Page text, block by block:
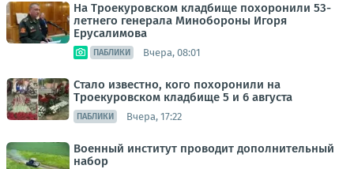
На Троекуровском кладбище похоронили 53-
летнего генерала Минобороны Игоря
Ерусалимова
ПАБЛИКИ Вчера, 08:01
Стало известно, кого похоронили на
Троекуровском кладбище 5 и 6 августа
ПАБЛИКИ Вчера, 17:22
Военный институт проводит дополнительный
набор